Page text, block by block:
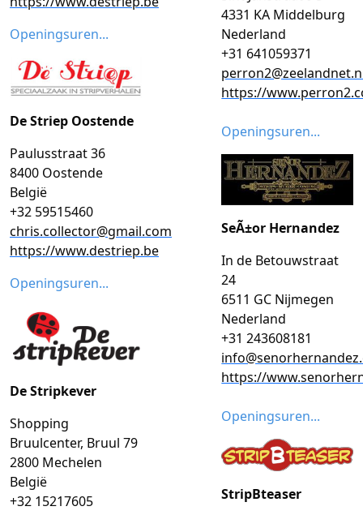
Openingsuren...
De Striep Oostende
Paulusstraat 36
8400 Oostende
België
+32 59515460
chris.collector@gmail.com
https://www.destriep.be
Openingsuren...
De Stripkever
Shopping
Bruulcenter, Bruul 79
2800 Mechelen
België
+32 15217605
4331 KA Middelburg
Nederland
+31 641059371
https://
Openingsuren...
SeÃ±or Hernandez
In de Betouwstraat
24
6511 GC Nijmegen
Nederland
+31 243608181
https://
Openingsuren...
StripBteaser